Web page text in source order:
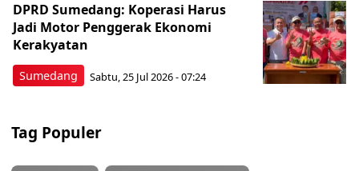
Sumedang
DPRD Sumedang: Koperasi Harus
Jadi Motor Penggerak Ekonomi
Kerakyatan
Sabtu, 25 Jul 2026 - 07:24
Tag Populer